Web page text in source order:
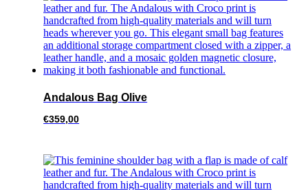
Andalous Bag Olive
€359,00